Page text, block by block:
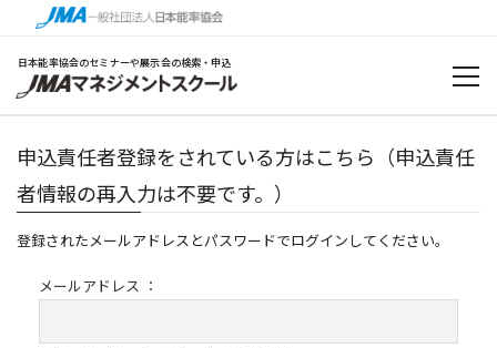
日本能率協会のセミナーや展示会の検索・申込
申込責任者登録をされている方はこちら（申込責任
者情報の再入力は不要です。）
登録されたメールアドレスとパスワードでログインしてください。
メールアドレス ：